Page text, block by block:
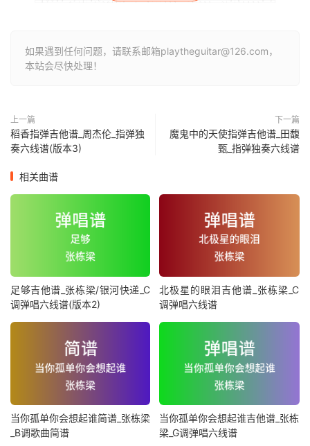
如果遇到任何问题，请联系邮箱playtheguitar@126.com，
本站会尽快处理！
上一篇
稻香指弹吉他谱_周杰伦_指弹独
奏六线谱(版本3)
下一篇
魔鬼中的天使指弹吉他谱_田馥
甄_指弹独奏六线谱
相关曲谱
足够吉他谱_张栋梁/银河快递_C
调弹唱六线谱(版本2)
北极星的眼泪吉他谱_张栋梁_C
调弹唱六线谱
当你孤单你会想起谁简谱_张栋梁
_B调歌曲简谱
当你孤单你会想起谁吉他谱_张栋
梁_G调弹唱六线谱